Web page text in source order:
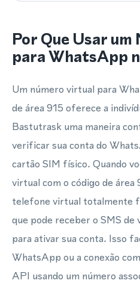
Por Que Usar
para WhatsApp
Um número virtual para
de área 915 oferece a
Bastutrask uma maneira
verificar sua conta do
cartão SIM físico. Quando
virtual com o código de
telefone virtual totalmente
que pode receber o SMS de
para ativar sua conta. Isso
WhatsApp ou a conexão
API usando um número